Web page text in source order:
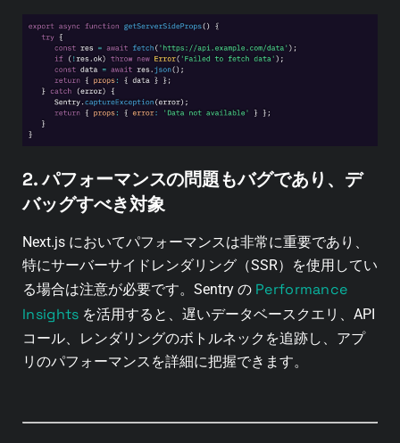
2. パフォーマンスの問題もバグであり、デ
バッグすべき対象
Next.js においてパフォーマンスは非常に重要であり、
特にサーバーサイドレンダリング（SSR）を使用してい
る場合は注意が必要です。Sentry の Performance
Insights を活用すると、遅いデータベースクエリ、API
コール、レンダリングのボトルネックを追跡し、アプ
リのパフォーマンスを詳細に把握できます。